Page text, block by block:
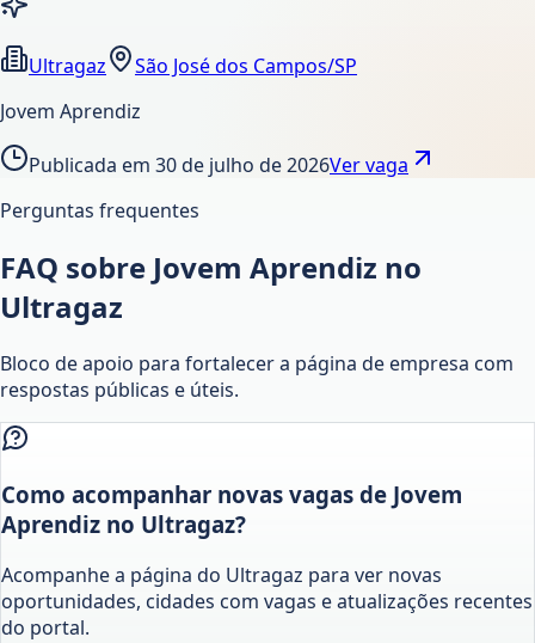
Ultragaz
São José dos Campos/SP
Jovem Aprendiz
Publicada em 30 de julho de 2026Ver vaga
Perguntas frequentes
FAQ sobre Jovem Aprendiz no
Ultragaz
Bloco de apoio para fortalecer a página de empresa com
respostas públicas e úteis.
Como acompanhar novas vagas de Jovem
Aprendiz no Ultragaz?
Acompanhe a página do Ultragaz para ver novas
oportunidades, cidades com vagas e atualizações recentes
do portal.